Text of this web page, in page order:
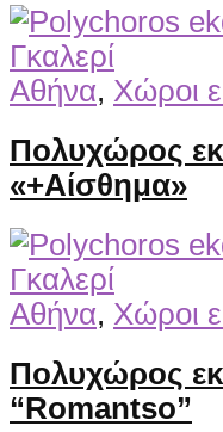
Γκαλερί
Αθήνα, Χώροι
Πολυχώρος
«+Αίσθημα»
Γκαλερί
Αθήνα, Χώροι
Πολυχώρος
“Romantso”